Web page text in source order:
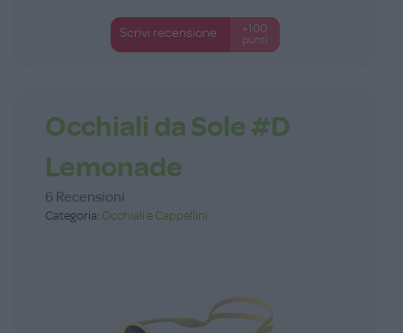
Scrivi recensione
+100
punti
Occhiali da Sole #D
Lemonade
6 Recensioni
Categoria: Occhiali e Cappellini